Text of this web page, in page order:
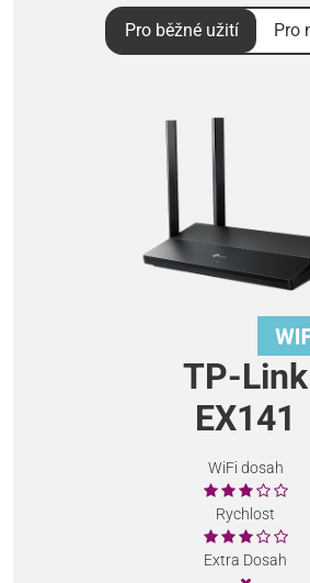
Pro běžné užití Pro
TP-Link
EX141
WiFi dosah
Rychlost
Extra Dosah